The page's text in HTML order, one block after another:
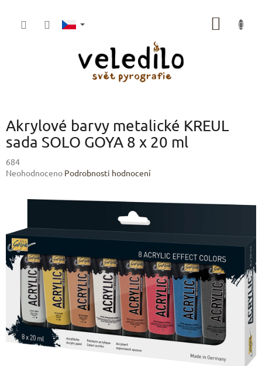
Akrylové barvy metalické KREUL
sada SOLO GOYA 8 x 20 ml
684
Průměrné
hvězdiček.
Neohodnoceno Podrobnosti hodnocení